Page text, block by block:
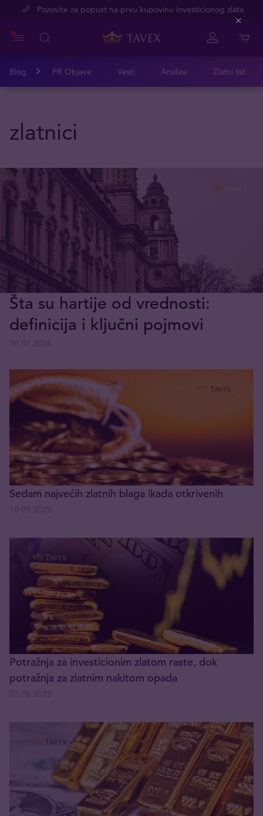
Pozovite za popust na prvu kupovinu investicionog zlata
Blog PR Objave Vesti Analize Zlatni list
zlatnici
Šta su hartije od vrednosti:
definicija i ključni pojmovi
Sedam najvećih zlatnih blaga ikada otkrivenih
Potražnja za investicionim zlatom raste, dok
potražnja za zlatnim nakitom opada
Close